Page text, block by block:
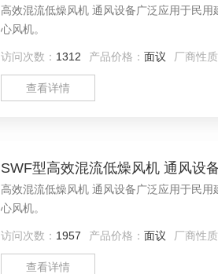
高效混流低燥风机 通风设备广泛应用于民
心风机。
访问次数： 1312 产品价格： 面议 厂商性质
查看详情
SWF型高效混流低燥风机 通风设
高效混流低燥风机 通风设备广泛应用于民
心风机。
访问次数： 1957 产品价格： 面议 厂商性质
查看详情